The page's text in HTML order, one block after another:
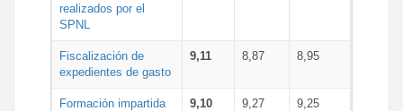
realizados por el
SPNL
Fiscalización de
expedientes de gasto
9,11 8,87 8,95
Formación impartida
9,10 9,27 9,25